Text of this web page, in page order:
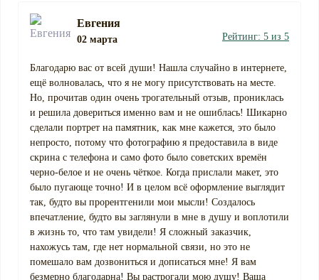
Евгения
02 марта Рейтинг: 5 из 5
Благодарю вас от всей души! Нашла случайно в интернете,
ещё волновалась, что я не могу присутствовать на месте.
Но, прочитав один очень трогательный отзыв, прониклась
и решила довериться именно вам и не ошиблась! Шикарно
сделали портрет на памятник, как мне кажется, это было
непросто, потому что фотографию я предоставила в виде
скрина с телефона и само фото было советских времён
черно-белое и не очень чёткое. Когда прислали макет, это
было пугающе точно! И в целом всё оформление выглядит
так, будто вы прорентгенили мои мысли! Создалось
впечатление, будто вы заглянули в мне в душу и воплотили
в жизнь то, что там увидели! Я сложный заказчик,
нахожусь там, где нет нормальной связи, но это не
помешало вам дозвониться и дописаться мне! Я вам
безмерно благодарна! Вы растрогали мою душу! Ваша